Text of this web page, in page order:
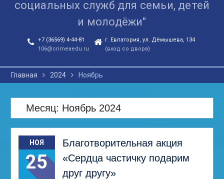
социальных служб для семьи, детей
и молодёжи"
+7 (36569) 4-44-81
106@crimeaedu.ru
г. Евпатория, ул. Дёмышева, 134
(вход со двора)
Главная 2024 Ноябрь
Месяц: Ноябрь 2024
НОЯ
25
Благотворительная акция
«Сердца частичку подарим
друг другу»